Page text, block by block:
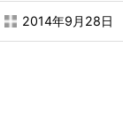
2014年9月28日